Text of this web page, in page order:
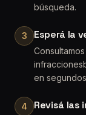
búsqueda.
3 Esperá la
en
4 Revisá las